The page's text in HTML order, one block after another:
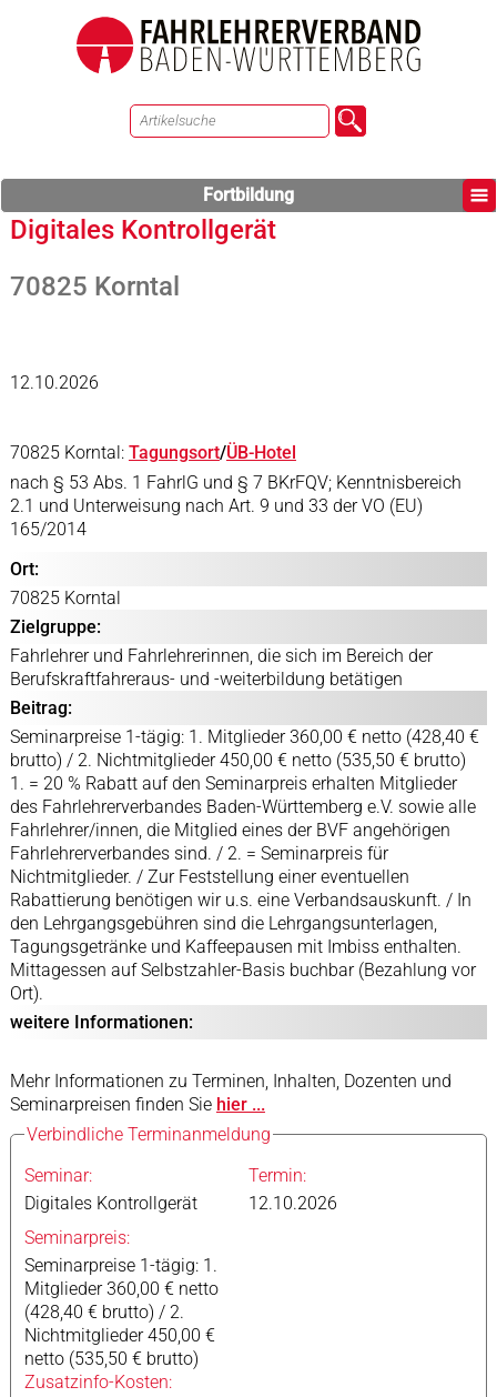
Fortbildung
Digitales Kontrollgerät
70825 Korntal
12.10.2026
70825 Korntal: Tagungsort/ÜB-Hotel
nach § 53 Abs. 1 FahrlG und § 7 BKrFQV; Kenntnisbereich
2.1 und Unterweisung nach Art. 9 und 33 der VO (EU)
165/2014
Ort:
70825 Korntal
Zielgruppe:
Fahrlehrer und Fahrlehrerinnen, die sich im Bereich der
Berufskraftfahreraus- und -weiterbildung betätigen
Beitrag:
Seminarpreise 1-tägig: 1. Mitglieder 360,00 € netto (428,40 €
brutto) / 2. Nichtmitglieder 450,00 € netto (535,50 € brutto)
1. = 20 % Rabatt auf den Seminarpreis erhalten Mitglieder
des Fahrlehrerverbandes Baden-Württemberg e.V. sowie alle
Fahrlehrer/innen, die Mitglied eines der BVF angehörigen
Fahrlehrerverbandes sind. / 2. = Seminarpreis für
Nichtmitglieder. / Zur Feststellung einer eventuellen
Rabattierung benötigen wir u.s. eine Verbandsauskunft. / In
den Lehrgangsgebühren sind die Lehrgangsunterlagen,
Tagungsgetränke und Kaffeepausen mit Imbiss enthalten.
Mittagessen auf Selbstzahler-Basis buchbar (Bezahlung vor
Ort).
weitere Informationen:
Mehr Informationen zu Terminen, Inhalten, Dozenten und
Seminarpreisen finden Sie hier ...
Verbindliche Terminanmeldung
Seminar:
Digitales Kontrollgerät
Termin:
12.10.2026
Seminarpreis:
Seminarpreise 1-tägig: 1.
Mitglieder 360,00 € netto
(428,40 € brutto) / 2.
Nichtmitglieder 450,00 €
netto (535,50 € brutto)
Zusatzinfo-Kosten: